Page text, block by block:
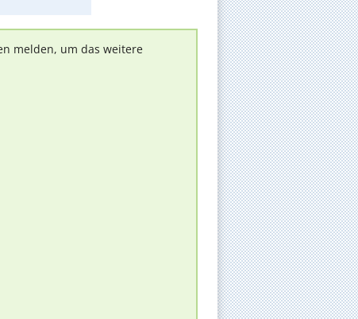
melden, um das weitere